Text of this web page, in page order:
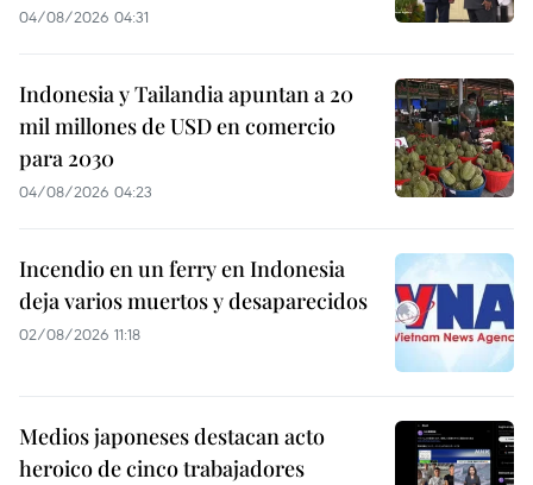
04/08/2026 04:31
Indonesia y Tailandia apuntan a 20
mil millones de USD en comercio
para 2030
04/08/2026 04:23
Incendio en un ferry en Indonesia
deja varios muertos y desaparecidos
02/08/2026 11:18
Medios japoneses destacan acto
heroico de cinco trabajadores